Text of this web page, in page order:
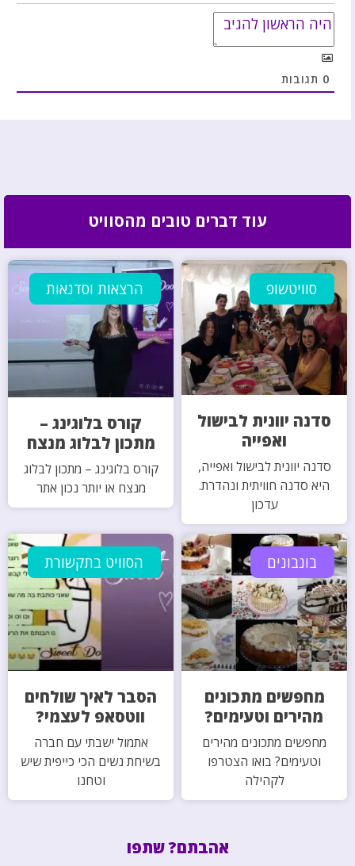
0 תגובות
עוד דברים טובים מהסוויט
סוויטשופ
סדנה יוונית לבישול
ואפייה
סדנה יוונית לבישול ואפייה,
היא סדנה חוויתית ונהדרת.
עדכון
הרצאות וסדנאות
קורס בלוגינג –
מתכון לבלוג מנצח
קורס בלוגינג – מתכון לבלוג
מנצח או יותר נכון אתר
בונבונים
מחפשים מתכונים
מהירים וטעימים?
מחפשים מתכונים מהירים
וטעימים? בואו הצטרפו
לקהילה
הסוויט בתקשורת
הסבר לאיך שולחים
ווטסאפ לעצמי?
אתמול ישבתי עם חברה
בשיחת נשים הכי כייפית שיש
וטחנו
אהבתם? שתפו